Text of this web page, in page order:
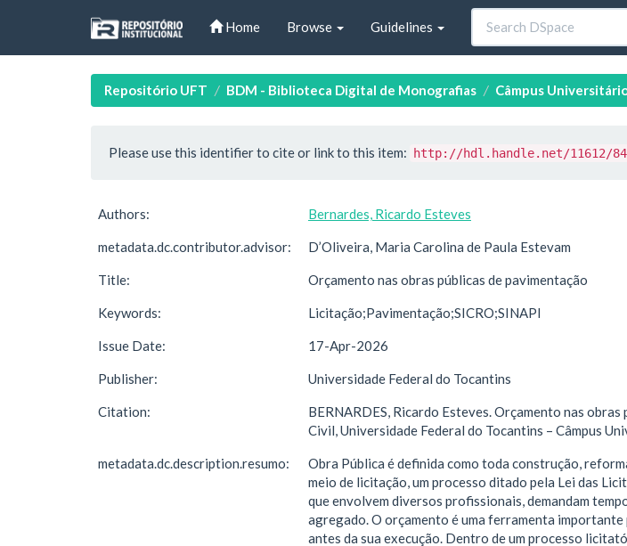
Home Browse Guidelines
Repositório UFT BDM - Biblioteca Digital de Monografias Câmpus
Please use this identifier to cite or link to this item: http://hdl.handle.net/11612/
Authors: Bernardes, Ricardo Esteves
metadata.dc.contributor.advisor: D’Oliveira, Maria Carolina de Paula Estevam
Title: Orçamento nas obras públicas de pavimentação
Keywords: Licitação;Pavimentação;SICRO;SINAPI
Issue Date: 17-Apr-2026
Publisher: Universidade Federal do Tocantins
Citation:
BERNARDES, Ricardo Esteves. Orçamento nas
Civil, Universidade Federal do Tocantins – Câmpus
metadata.dc.description.resumo:
Obra Pública é definida como toda construção,
meio de licitação, um processo ditado pela Lei das
que envolvem diversos profissionais, demandam
agregado. O orçamento é uma ferramenta
antes da sua execução. Dentro de um processo